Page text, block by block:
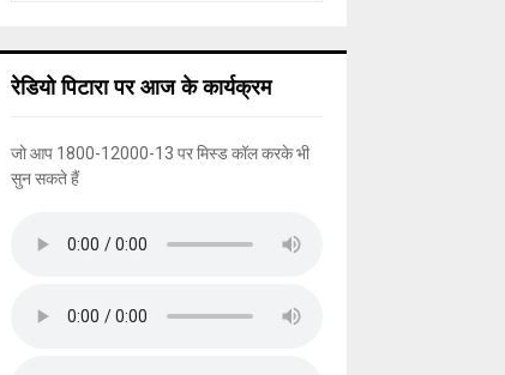
h
रेडियो पिटारा पर आज के कार्यक्रम
जो आप 1800-12000-13 पर मिस्ड कॉल करके भी
सुन सकते हैं